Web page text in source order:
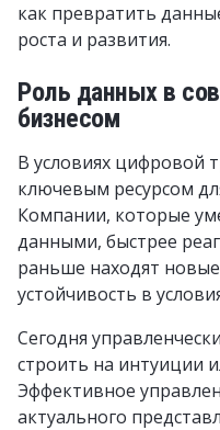
как превратить
роста и развития.
Роль данных в
бизнесом
В условиях цифровой
ключевым ресурсом
Компании, которые
данными, быстрее
раньше находят
устойчивость в
Сегодня
строить на интуиции
Эффективное
актуального